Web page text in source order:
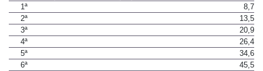
1ª
8,7
2ª
13,5
3ª
20,9
4ª
26,4
5ª
34,6
6ª
45,5